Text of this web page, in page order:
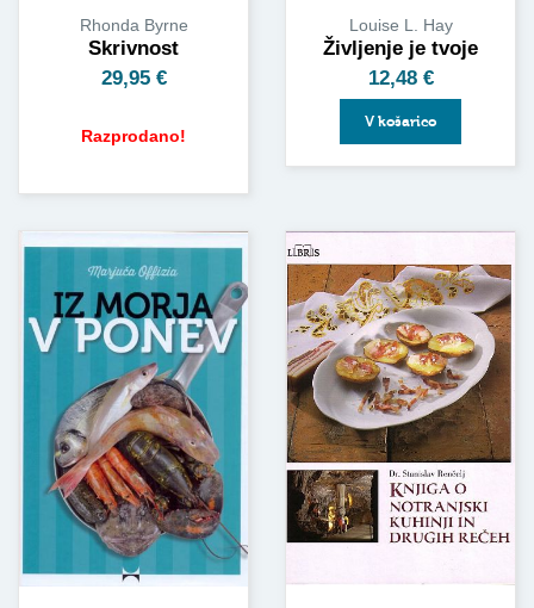
Rhonda Byrne
Skrivnost
29,95 €
Razprodano!
Louise L. Hay
Življenje je tvoje
12,48 €
V košarico